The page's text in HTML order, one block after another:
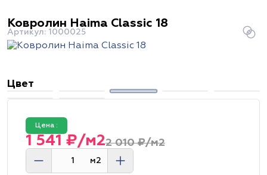
Ковролин Haima Classic 18
Артикул: 1000025
Цвет
Цена :
2 010 ₽/м2
1 541 ₽/м2
м2